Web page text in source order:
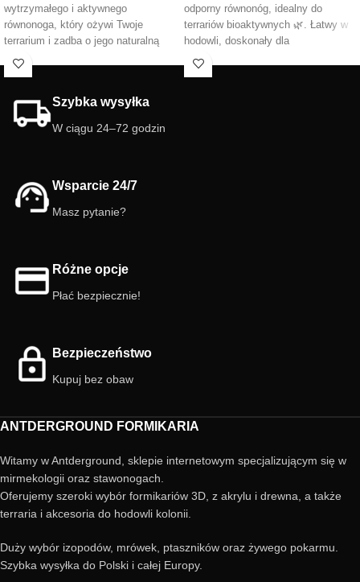
wytrzymałego i aktywnego
równonoga, który ożywi Twoje
terrarium i zadba o jego naturalną
równowagę. Łatwy w hodowli,
utrzymać czystość i zdrowe
środowisko, a przy tym świetnie się
go obserwuje. 🌿
odporny równonóg, idealny do
terrariów bioaktywnych 🌿. Łatwy w
hodowli, doskonały dla
początkujących 👌. Pomaga
Szybka wysyłka
W ciągu 24–72 godzin
Wsparcie 24/7
Masz pytanie?
Różne opcje
Płać bezpiecznie!
Bezpieczeństwo
Kupuj bez obaw
ANTDERGROUND FORMIKARIA
Witamy w Antderground, sklepie internetowym specjalizującym się w
mirmekologii oraz stawonogach.
Oferujemy szeroki wybór formikariów 3D, z akrylu i drewna, a także
terraria i akcesoria do hodowli kolonii.
Duży wybór izopodów, mrówek, ptaszników oraz żywego pokarmu.
Szybka wysyłka do Polski i całej Europy.